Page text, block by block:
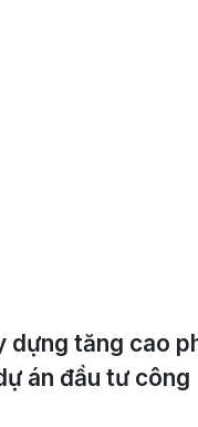
dựng tăng cao
án đầu tư công